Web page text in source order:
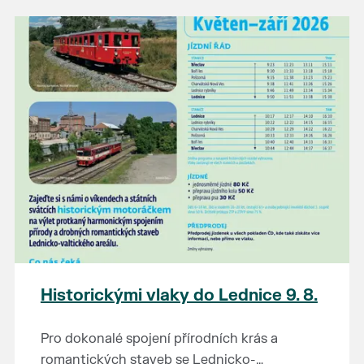
Prodejce prosíme tradičně o příchod 30
minut před začátkem, aby si vše na
prodejních místech stihli přichystat. Pokud
plánujete přijít a chcete rezervovat prodejní
místo, potvrďte prosím účast přes email
petr.vlasak@breclav.eu nebo zde v události,
ať víme, s kolika lidmi máme počítat. Počet
prodejních míst je omezen.
Těšíme se jako vždy!
Historickými vlaky do Lednice 9. 8.
Pro dokonalé spojení přírodních krás a
romantických staveb se Lednicko-